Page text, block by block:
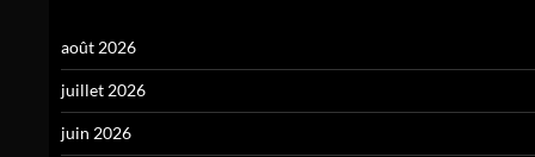
août 2026
juillet 2026
juin 2026